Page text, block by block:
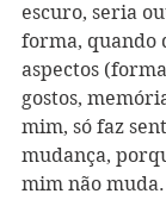
escuro, seria
forma, quando
aspectos
gostos,
mim, só faz
mudança,
mim não muda.